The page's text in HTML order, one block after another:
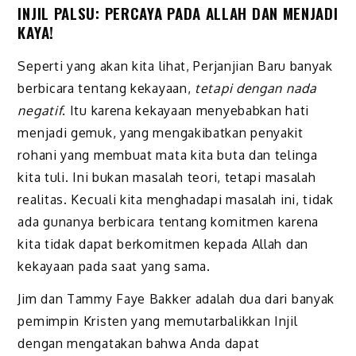
INJIL PALSU: PERCAYA PADA ALLAH DAN MENJADI
KAYA!
Seperti yang akan kita lihat, Perjanjian Baru banyak
berbicara tentang kekayaan, tetapi dengan nada
negatif. Itu karena kekayaan menyebabkan hati
menjadi gemuk, yang mengakibatkan penyakit
rohani yang membu­at mata kita buta dan telinga
kita tuli. Ini bukan masalah teori, tetapi masalah
realitas. Kecuali kita menghadapi masalah ini, tidak
ada guna­nya berbicara tentang komitmen karena
kita tidak dapat berkomit­men kepada Allah dan
kekayaan pada saat yang sama.
Jim dan Tammy Faye Bakker adalah dua dari banyak
pemimpin Kristen yang memutarbalikkan Injil
dengan mengatakan bahwa Anda dapat